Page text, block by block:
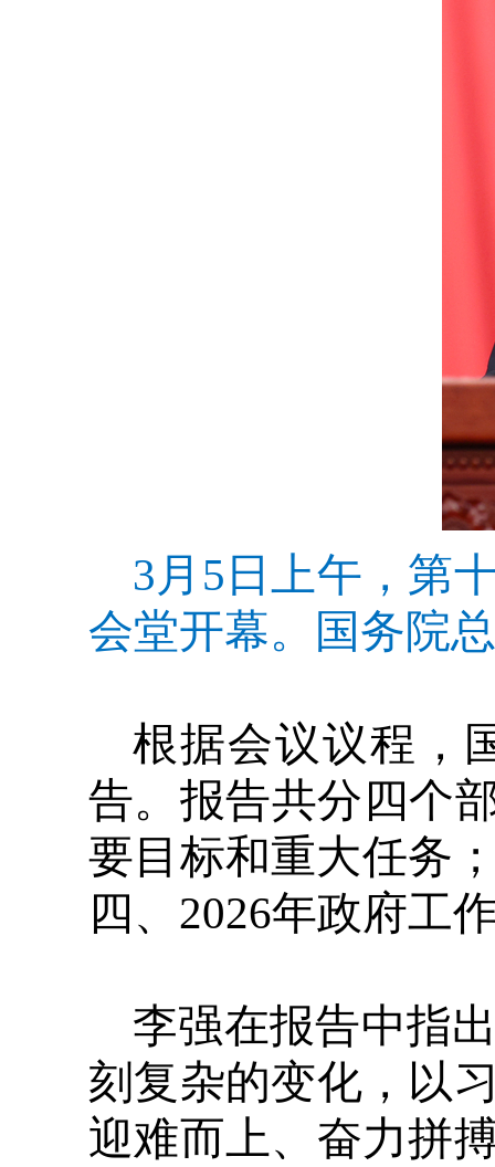
3月5日上午，第
会堂开幕。国务院
根据会议议程，
告。报告共分四个
要目标和重大任务
四、2026年政府工
李强在报告中指
刻复杂的变化，以
迎难而上、奋力拼